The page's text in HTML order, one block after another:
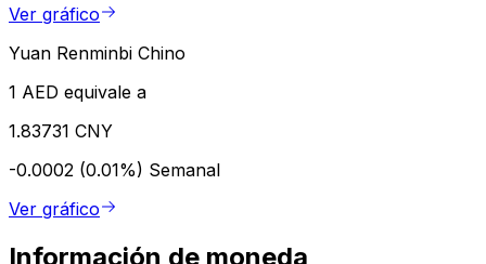
Ver gráfico
Yuan Renminbi Chino
1 AED equivale a
1.83731 CNY
-0.0002 (0.01%) Semanal
Ver gráfico
Información de moneda